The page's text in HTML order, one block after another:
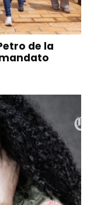
de la